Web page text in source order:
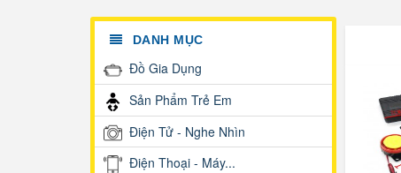
DANH MỤC
Đồ Gia Dụng
Sản Phẩm Trẻ Em
Điện Tử - Nghe Nhìn
Điện Thoại - Máy...